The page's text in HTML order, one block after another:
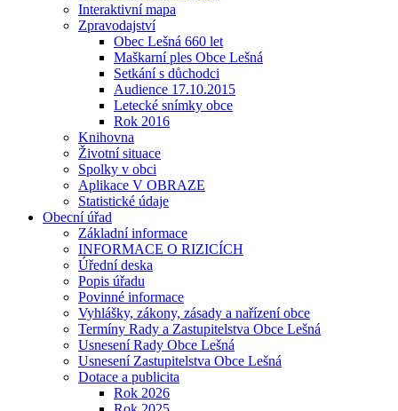
Interaktivní mapa
Zpravodajství
Obec Lešná 660 let
Maškarní ples Obce Lešná
Setkání s důchodci
Audience 17.10.2015
Letecké snímky obce
Rok 2016
Knihovna
Životní situace
Spolky v obci
Aplikace V OBRAZE
Statistické údaje
Obecní úřad
Základní informace
INFORMACE O RIZICÍCH
Úřední deska
Popis úřadu
Povinné informace
Vyhlášky, zákony, zásady a nařízení obce
Termíny Rady a Zastupitelstva Obce Lešná
Usnesení Rady Obce Lešná
Usnesení Zastupitelstva Obce Lešná
Dotace a publicita
Rok 2026